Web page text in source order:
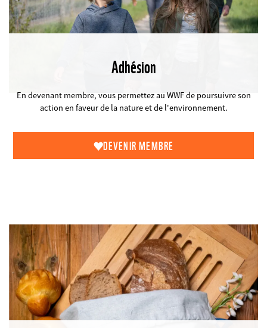
Adhésion
En devenant membre, vous permettez au WWF de poursuivre son
action en faveur de la nature et de l'environnement.
DEVENIR MEMBRE